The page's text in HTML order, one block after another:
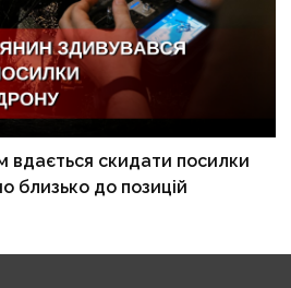
вдається скидати посилки
близько до позицій